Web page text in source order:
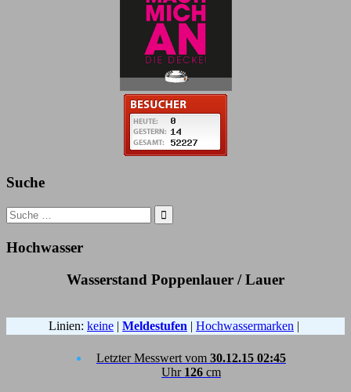
Suche
Search
for:
Hochwasser
Wasserstand Poppenlauer / Lauer
Linien: keine | Meldestufen | Hochwassermarken |
Letzter Messwert vom 30.12.15 02:45
Uhr 126 cm